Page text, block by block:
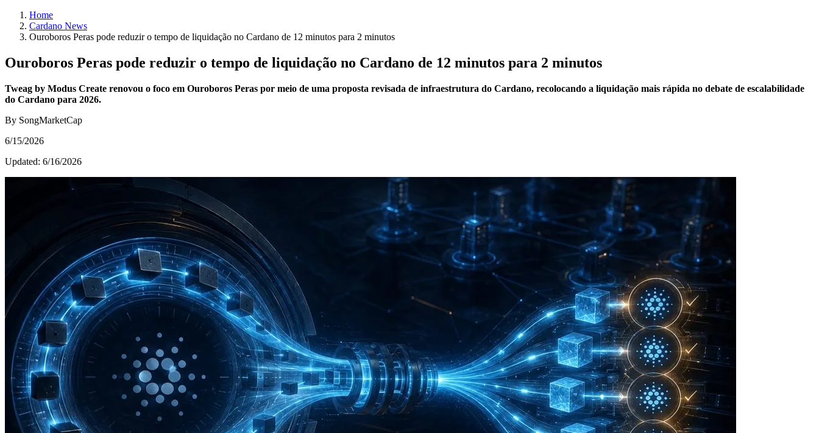
Home
Cardano News
Ouroboros Peras pode reduzir o tempo de liquidação no Cardano de 12 minutos para 2 minutos
Ouroboros Peras pode reduzir o tempo de liquidação no Cardano de 12 minutos para 2 minutos
Tweag by Modus Create renovou o foco em Ouroboros Peras por meio de uma proposta revisada de infraestrutura do Cardano, recolocando a liquidação mais rápida no debate de escalabilidade
do Cardano para 2026.
By SongMarketCap
6/15/2026
Updated: 6/16/2026